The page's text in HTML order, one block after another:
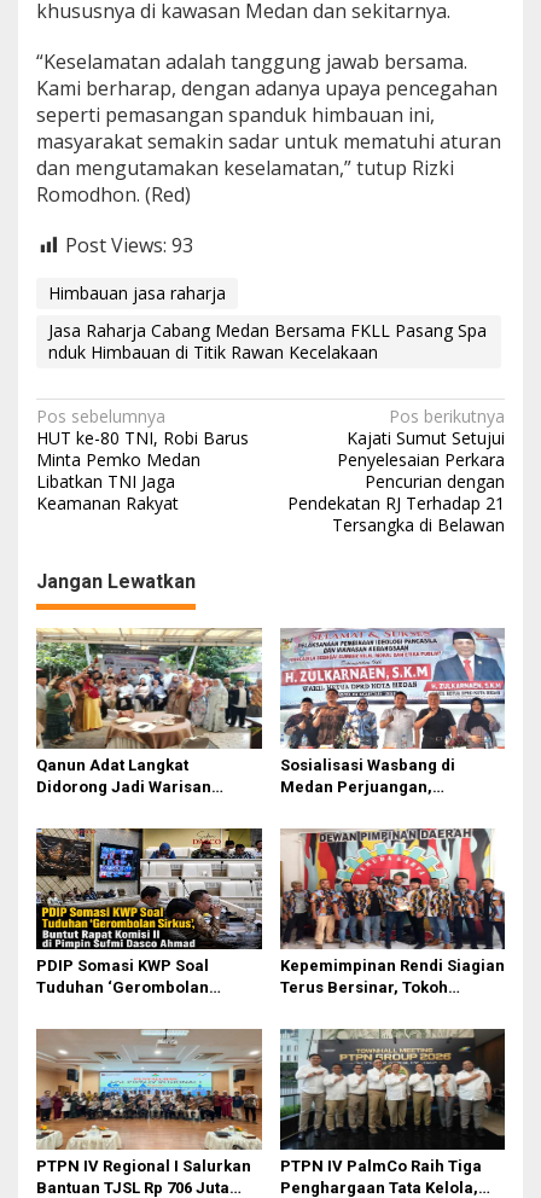
khususnya di kawasan Medan dan sekitarnya.
“Keselamatan adalah tanggung jawab bersama.
Kami berharap, dengan adanya upaya pencegahan
seperti pemasangan spanduk himbauan ini,
masyarakat semakin sadar untuk mematuhi aturan
dan mengutamakan keselamatan,” tutup Rizki
Romodhon. (Red)
Post Views: 93
Himbauan jasa raharja
Jasa Raharja Cabang Medan Bersama FKLL Pasang Spa
nduk Himbauan di Titik Rawan Kecelakaan
N
a
v
a
s
i
p
o
s
Pos sebelumnya
HUT ke-80 TNI, Robi Barus
Minta Pemko Medan
Libatkan TNI Jaga
Keamanan Rakyat
Pos berikutnya
Kajati Sumut Setujui
Penyelesaian Perkara
Pencurian dengan
Pendekatan RJ Terhadap 21
Tersangka di Belawan
Jangan Lewatkan
Qanun Adat Langkat
Didorong Jadi Warisan
Sosialisasi Wasbang di
Medan Perjuangan,
Perjuangkan Ruang Bermain
Anak
PDIP Somasi KWP Soal
Tuduhan ‘Gerombolan
II Dipimpin Sufmi Dasco
Ahmad
Kepemimpinan Rendi Siagian
Terus Bersinar, Tokoh
MJA Kota Medan
PTPN IV Regional I Salurkan
Bantuan TJSL Rp 706 Juta
PTPN IV PalmCo Raih Tiga
Penghargaan Tata Kelola,